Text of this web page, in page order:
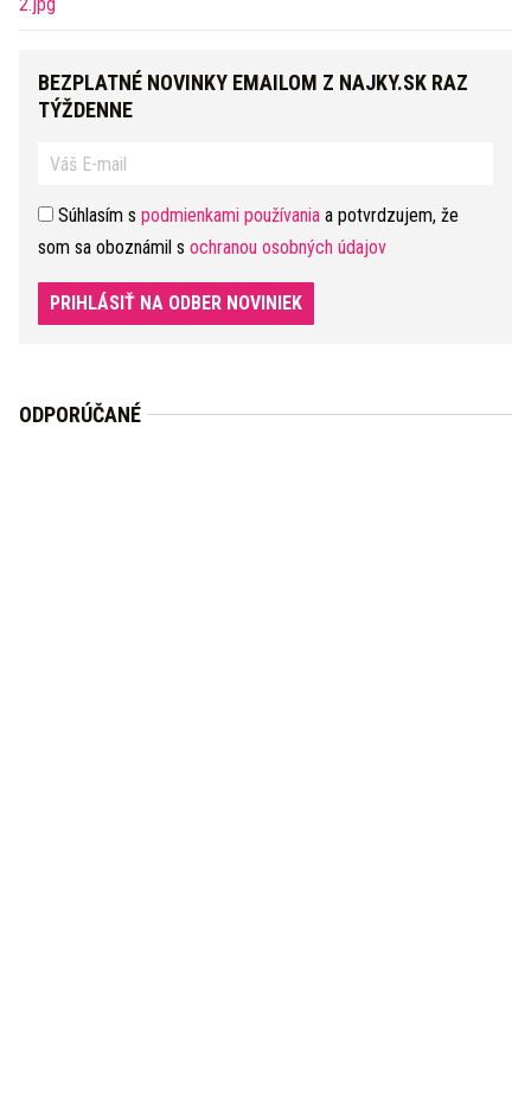
BEZPLATNÉ NOVINKY EMAILOM Z NAJKY.SK RAZ
TÝŽDENNE
Súhlasím s podmienkami používania a potvrdzujem, že
som sa oboznámil s ochranou osobných údajov
PRIHLÁSIŤ NA ODBER NOVINIEK
ODPORÚČANÉ